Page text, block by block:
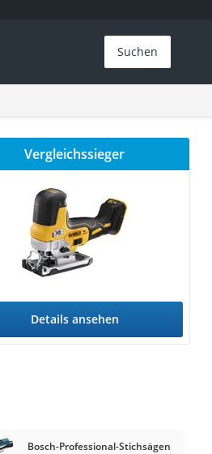
Suchen
Vergleichssieger
Details ansehen
Bosch-Professional-Stichsägen